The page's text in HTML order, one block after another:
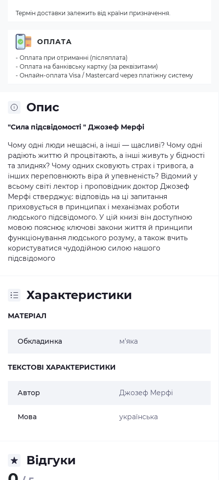
Опис
"Сила підсвідомості " Джозеф Мерфі
Чому одні люди нещасні, а інші — щасливі? Чому одні
радіють життю й процвітають, а інші живуть у бідності
та злиднях? Чому одних сковують страх і тривога, а
інших переповнюють віра й упевненість? Відомий у
всьому світі лектор і проповідник доктор Джозеф
Мерфі стверджує: відповідь на ці запитання
приховується в принципах і механізмах роботи
людського підсвідомого. У цій книзі він доступною
мовою пояснює ключові закони життя й принципи
функціонування людського розуму, а також вчить
користуватися чудодійною силою нашого
підсвідомого
Характеристики
МАТЕРІАЛ
Обкладинка м'яка
ТЕКСТОВІ ХАРАКТЕРИСТИКИ
Автор Джозеф Мерфі
Мова українська
Відгуки
Термін доставки залежить від країни призначення.
ОПЛАТА
- Оплата при отриманні (післяплата)
- Оплата на банківську картку (за реквізитами)
- Онлайн-оплата Visa / Mastercard через платіжну систему